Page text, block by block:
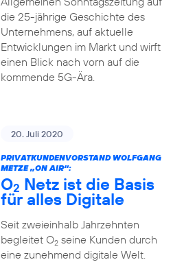
die 25-jährige Geschichte des
Unternehmens, auf aktuelle
Entwicklungen im Markt und wirft
einen Blick nach vorn auf die
kommende 5G-Ära.
20. Juli 2020
PRIVATKUNDENVORSTAND WOLFGANG
METZE „ON AIR“:
O2 Netz ist die Basis
für alles Digitale
Seit zweieinhalb Jahrzehnten
begleitet O2seine Kunden durch
eine zunehmend digitale Welt.